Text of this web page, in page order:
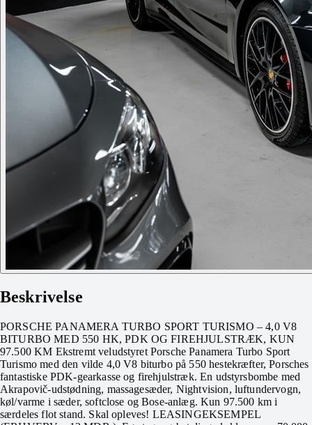
Beskrivelse
PORSCHE PANAMERA TURBO SPORT TURISMO – 4,0 V8
BITURBO MED 550 HK, PDK OG FIREHJULSTRÆK, KUN
97.500 KM Ekstremt veludstyret Porsche Panamera Turbo Sport
Turismo med den vilde 4,0 V8 biturbo på 550 hestekræfter, Porsches
fantastiske PDK-gearkasse og firehjulstræk. En udstyrsbombe med
Akrapovič-udstødning, massagesæder, Nightvision, luftundervogn,
køl/varme i sæder, softclose og Bose-anlæg. Kun 97.500 km i
særdeles flot stand. Skal opleves! LEASINGEKSEMPEL